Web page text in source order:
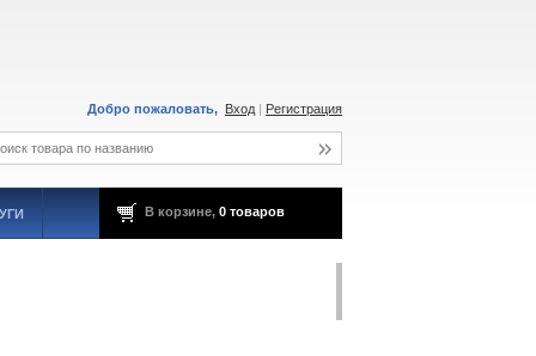
Добро пожаловать, Вход | Регистрация
В корзине, 0 товаров